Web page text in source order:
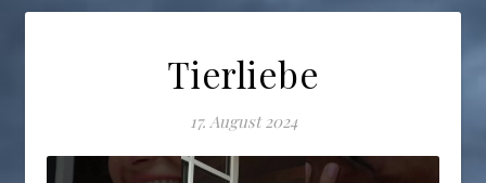
Tierliebe
17. August 2024